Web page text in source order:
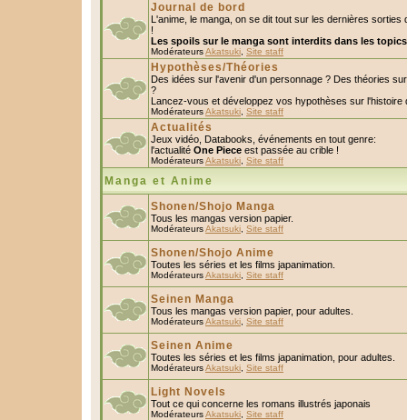
Journal de bord
L'anime, le manga, on se dit tout sur les dernières sorties
!
Les spoils sur le manga sont interdits dans les
ModérateursAkatsuki Site staff
Hypothèses/Théories
Des idées sur l'avenir d'un personnage ? Des théories
?
Lancez-vous et développez vos hypothèses sur l'histoire
ModérateursAkatsuki Site staff
Actualités
Jeux vidéo, Databooks, événements en tout genre:
l'actualité One Piece est passée au crible !
ModérateursAkatsuki Site staff
Manga et Anime
Shonen/Shojo Manga
Tous les mangas version papier.
ModérateursAkatsuki Site staff
Shonen/Shojo Anime
Toutes les séries et les films japanimation.
ModérateursAkatsuki Site staff
Seinen Manga
Tous les mangas version papier, pour adultes.
ModérateursAkatsuki Site staff
Seinen Anime
Toutes les séries et les films japanimation, pour adultes.
ModérateursAkatsuki Site staff
Light Novels
Tout ce qui concerne les romans illustrés japonais
ModérateursAkatsuki Site staff